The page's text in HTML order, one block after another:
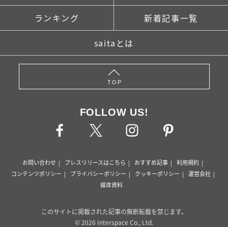
ランキング 新着記事一覧
saitaとは
TOP
FOLLOW US!
お問い合わせ プレスリリースはこちら おすすめ記事
利用規約
コンテンツポリシー
プライバシーポリシー クッキーポリシー
運営会社
媒体資料
このサイトに掲載された記事の無断転載を禁じます。
© 2026 Interspace Co., Ltd.